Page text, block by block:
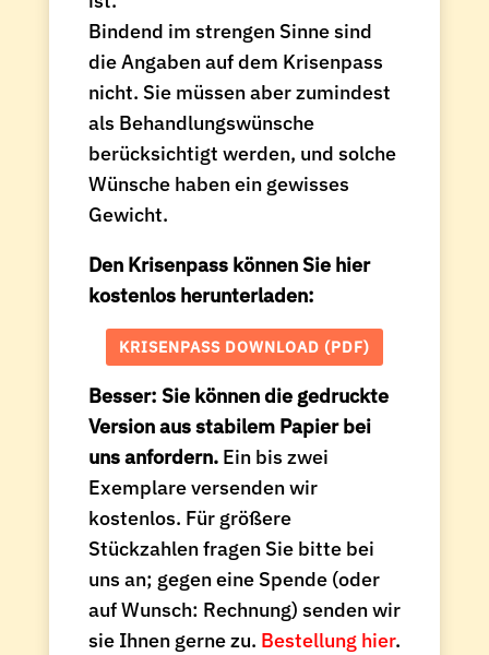
Bindend im strengen Sinne sind
die Angaben auf dem Krisenpass
nicht. Sie müssen aber zumindest
als Behandlungswünsche
berücksichtigt werden, und solche
Wünsche haben ein gewisses
Gewicht.
Den Krisenpass können Sie hier
kostenlos herunterladen:
KRISENPASS DOWNLOAD (PDF)
Besser: Sie können die gedruckte
Version aus stabilem Papier bei
uns anfordern.Ein bis zwei
Exemplare versenden wir
kostenlos. Für größere
Stückzahlen fragen Sie bitte bei
uns an; gegen eine Spende (oder
auf Wunsch: Rechnung) senden wir
sie Ihnen gerne zu. Bestellung hier.